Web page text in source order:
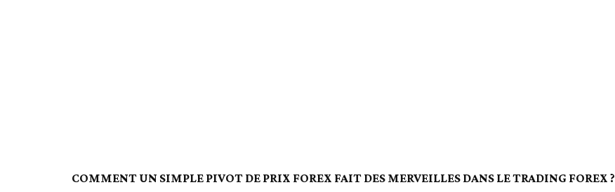
COMMENT UN SIMPLE PIVOT DE PRIX FOREX FAIT DES MERVEILLES DANS LE TRADING FOREX ?